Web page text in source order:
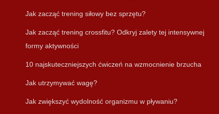
Jak zacząć trening siłowy bez sprzętu?
Jak zacząć trening crossfitu? Odkryj zalety tej intensywnej
formy aktywności
10 najskuteczniejszych ćwiczeń na wzmocnienie brzucha
Jak utrzymywać wagę?
Jak zwiększyć wydolność organizmu w pływaniu?